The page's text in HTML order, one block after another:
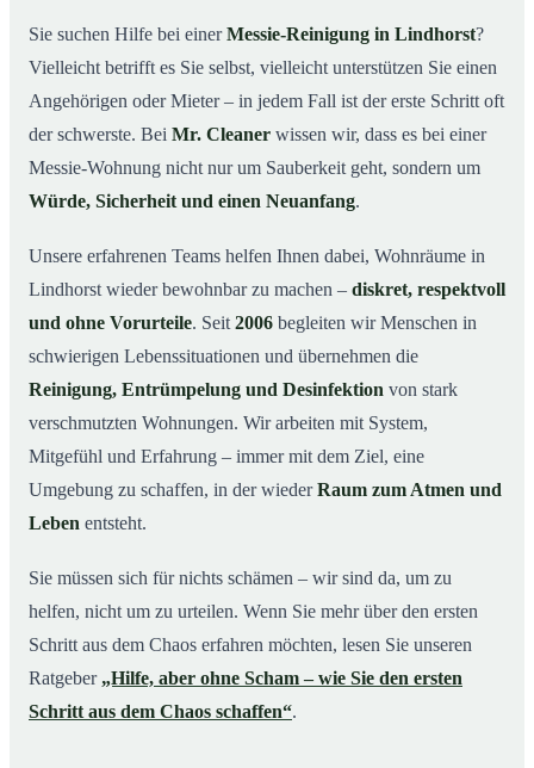
04Ablauf einer Messie-Reinigung
05Ihre Vorteile mit Mr. Cleaner in Lindhorst
06Messie-Hilfe in Lindhorst & Umgebung
Jetzt kostenlose Beratung zur Messie-Reinigung in
Lindhorst
Sie suchen Hilfe bei einerMessie-Reinigung in Lindhorst?
Vielleicht betrifft es Sie selbst, vielleicht unterstützen Sie einen
Angehörigen oder Mieter – in jedem Fall ist der erste Schritt oft
der schwerste. Bei Mr. Cleaner wissen wir, dass es bei einer
Messie-Wohnung nicht nur um Sauberkeit geht, sondern um
Würde, Sicherheit und einen Neuanfang.
Unsere erfahrenen Teams helfen Ihnen dabei, Wohnräume in
Lindhorst wieder bewohnbar zu machen – diskret, respektvoll
und ohne Vorurteile. Seit 2006 begleiten wir Menschen in
schwierigen Lebenssituationen und übernehmen die
Reinigung, Entrümpelung und Desinfektion von stark
verschmutzten Wohnungen. Wir arbeiten mit System,
Mitgefühl und Erfahrung – immer mit dem Ziel, eine
Umgebung zu schaffen, in der wiederRaum zum Atmen und
Leben entsteht.
Sie müssen sich für nichts schämen – wir sind da, um zu
helfen, nicht um zu urteilen. Wenn Sie mehr über den ersten
Schritt aus dem Chaos erfahren möchten, lesen Sie unseren
Ratgeber „Hilfe, aber ohne Scham – wie Sie den ersten
Schritt aus dem Chaos schaffen“.